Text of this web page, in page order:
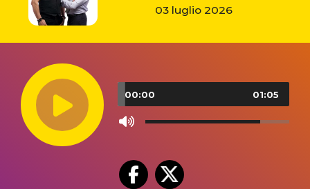
03 luglio 2026
Audio
Player
00:00 01:05
Use
keys